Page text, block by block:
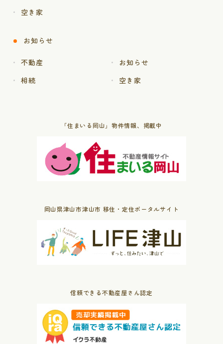
空き家
お知らせ
不動産
お知らせ
相続
空き家
「住まいる岡山」物件情報、掲載中
岡山県津山市津山市 移住・定住ポータルサイト
信頼できる不動産屋さん認定